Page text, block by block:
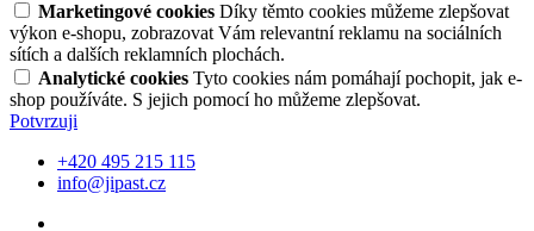
Marketingové cookies Díky těmto cookies můžeme zlepšovat
výkon e-shopu, zobrazovat Vám relevantní reklamu na sociálních
sítích a dalších reklamních plochách.
Analytické cookies Tyto cookies nám pomáhají pochopit, jak e-
shop používáte. S jejich pomocí ho můžeme zlepšovat.
Potvrzuji
+420 495 215 115
info@jipast.cz